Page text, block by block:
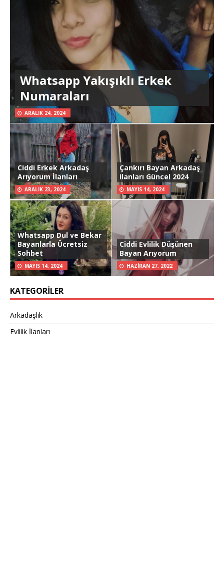
Whatsapp Yakışıklı Erkek
Numaraları
ARALIK 24, 2024
Ciddi Erkek Arkadaş
Arıyorum İlanları
ARALIK 23, 2024
Çankırı Bayan Arkadaş
ilanları Güncel 2024
MAYIS 14, 2024
Whatsapp Dul ve Bekar
Bayanlarla Ücretsiz
Sohbet
MAYIS 14, 2024
Ciddi Evlilik Düşünen
Bayan Arıyorum
HAZIRAN 27, 2022
KATEGORILER
Arkadaşlık
Evlilik İlanları